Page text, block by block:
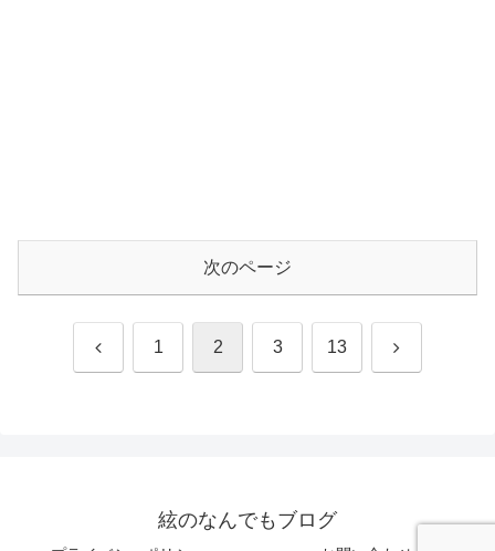
次のページ
前 1 2 3 13 次
絃のなんでもブログ